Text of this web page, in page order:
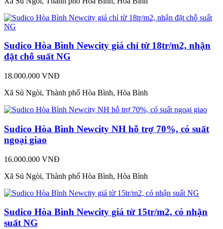
Sudico Hòa Bình Newcity giá chỉ từ 18tr/m2, nhận
đặt chỗ suất NG
18.000.000 VNĐ
Xã Sủ Ngòi, Thành phố Hòa Bình, Hòa Bình
Sudico Hòa Bình Newcity NH hỗ trợ 70%, có suất
ngoại giao
16.000.000 VNĐ
Xã Sủ Ngòi, Thành phố Hòa Bình, Hòa Bình
Sudico Hòa Bình Newcity giá từ 15tr/m2, có nhận
suất NG